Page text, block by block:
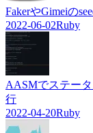
FakerやGimeiの
2022-06-02Ruby
AASMでステー
行
2022-04-20Ruby